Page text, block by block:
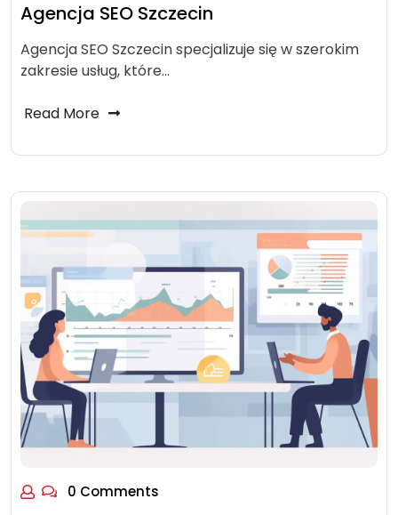
Agencja SEO Szczecin
Agencja SEO Szczecin specjalizuje się w szerokim
zakresie usług, które…
Read More
0 Comments